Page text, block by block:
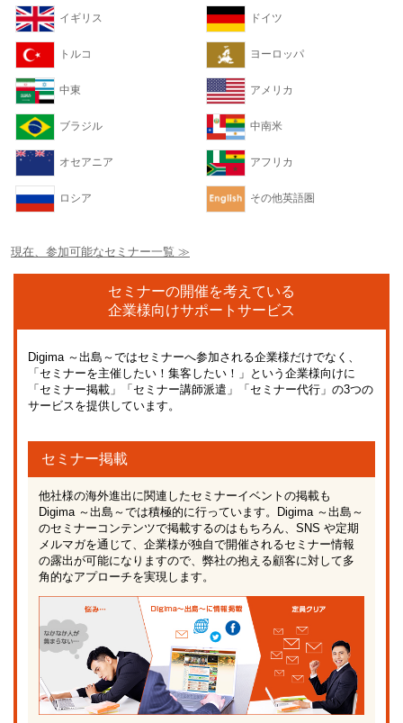
イギリス ドイツ
トルコ ヨーロッパ
中東 アメリカ
ブラジル 中南米
オセアニア アフリカ
ロシア その他英語圏
現在、参加可能なセミナー一覧 ≫
セミナーの開催を考えている
企業様向けサポートサービス
Digima ～出島～ではセミナーへ参加される企業様だけでなく、
「セミナーを主催したい！集客したい！」という企業様向けに
「セミナー掲載」「セミナー講師派遣」「セミナー代行」の3つの
サービスを提供しています。
セミナー掲載
他社様の海外進出に関連したセミナーイベントの掲載も
Digima ～出島～では積極的に行っています。Digima ～出島～
のセミナーコンテンツで掲載するのはもちろん、SNS や定期
メルマガを通じて、企業様が独自で開催されるセミナー情報
の露出が可能になりますので、弊社の抱える顧客に対して多
角的なアプローチを実現します。